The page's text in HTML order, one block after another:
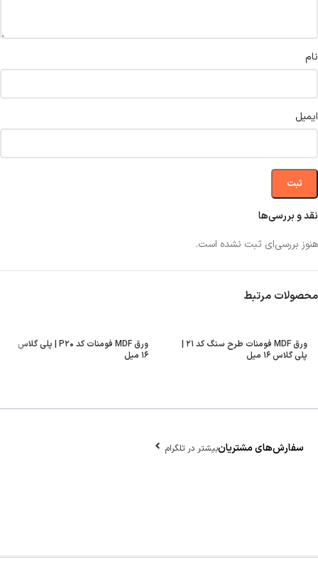
نقد و بررسی‌ها
هنوز بررسی‌ای ثبت نشده است.
نام
ایمیل
محصولات مرتبط
ورق MDF فومنات طرح سنگ کد ۲۱ |
پلی گلاس ۱۶ میل
ورق MDF فومنات کد P۲۰ | پلی گلاس
۱۶ میل
سفارش‌های مشتریانبیشتر در تلگرام